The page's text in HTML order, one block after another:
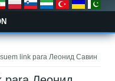
link para Леонид Савин